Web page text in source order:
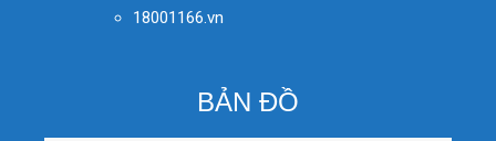
18001166.vn
BẢN ĐỒ